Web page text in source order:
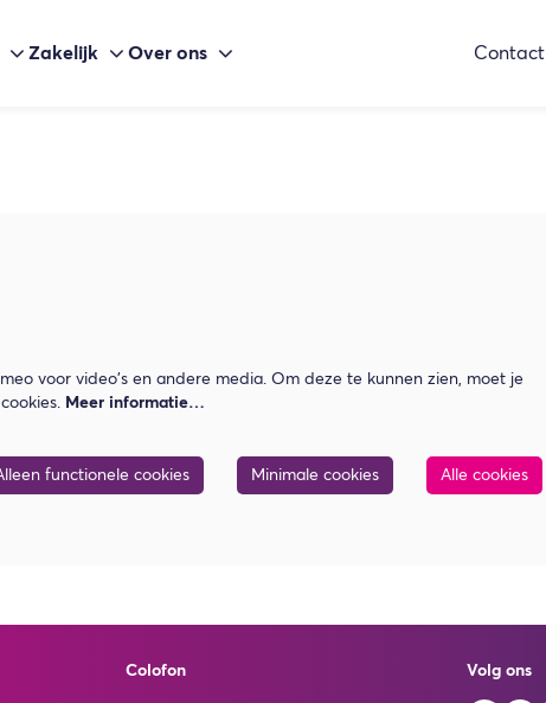
Zakelijk Over ons Contact
voor video's en andere media. Om deze te kunnen zien, moet je
Meer informatie…
functionele cookies Minimale cookies Alle cookies
Colofon Volg ons